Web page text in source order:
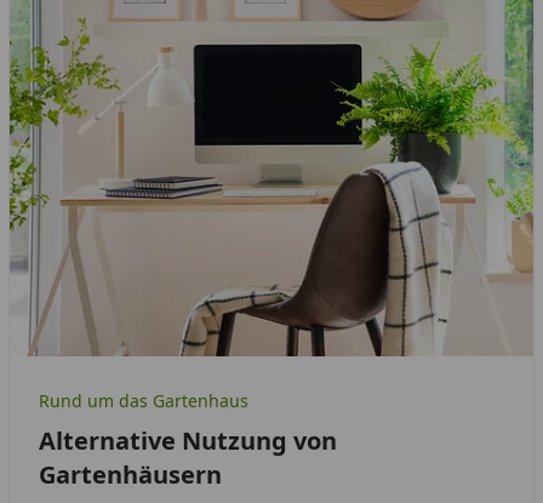
Rund um das Gartenhaus
Alternative Nutzung von
Gartenhäusern